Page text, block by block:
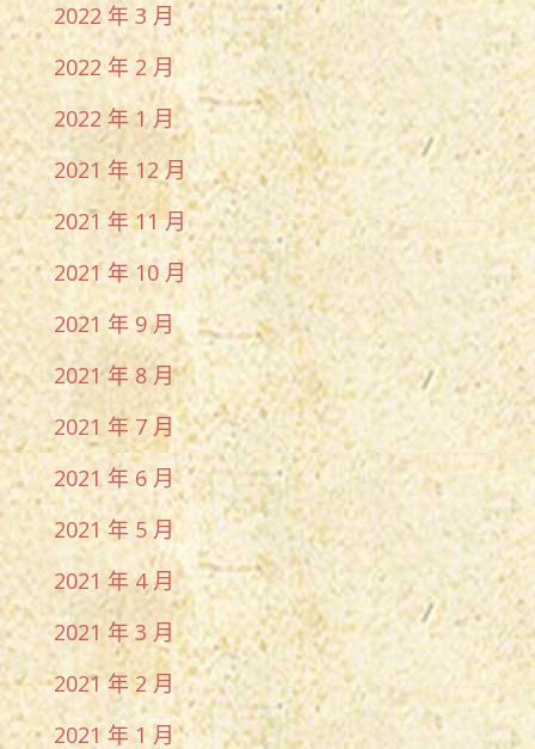
2022 年 3 月
2022 年 2 月
2022 年 1 月
2021 年 12 月
2021 年 11 月
2021 年 10 月
2021 年 9 月
2021 年 8 月
2021 年 7 月
2021 年 6 月
2021 年 5 月
2021 年 4 月
2021 年 3 月
2021 年 2 月
2021 年 1 月